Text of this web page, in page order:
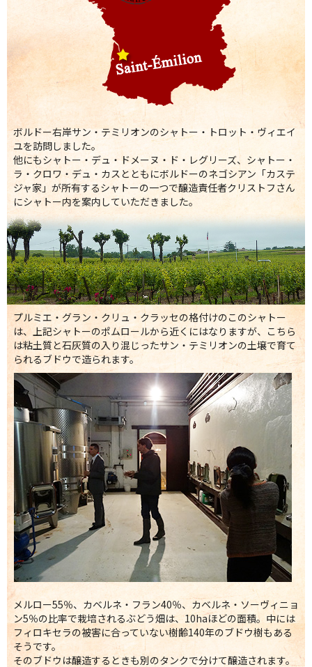
ボルドー右岸サン・テミリオンのシャトー・トロット・ヴィエイ
ユを訪問しました。
他にもシャトー・デュ・ドメーヌ・ド・レグリーズ、シャトー・
ラ・クロワ・デュ・カスとともにボルドーのネゴシアン「カステ
ジャ家」が所有するシャトーの一つで醸造責任者クリストフさん
にシャトー内を案内していただきました。
プルミエ・グラン・クリュ・クラッセの格付けのこのシャトー
は、上記シャトーのポムロールから近くにはなりますが、こちら
は粘土質と石灰質の入り混じったサン・テミリオンの土壌で育て
られるブドウで造られます。
メルロー55％、カベルネ・フラン40％、カベルネ・ソーヴィニョ
ン5％の比率で栽培されるぶどう畑は、10haほどの面積。中には
フィロキセラの被害に合っていない樹齢140年のブドウ樹もある
そうです。
そのブドウは醸造するときも別のタンクで分けて醸造されます。